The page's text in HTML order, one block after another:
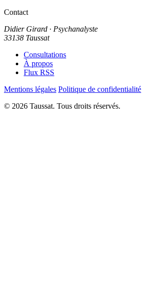
Contact
Didier Girard · Psychanalyste
33138 Taussat
Consultations
À propos
Flux RSS
Mentions légales Politique de confidentialité
© 2026 Taussat. Tous droits réservés.